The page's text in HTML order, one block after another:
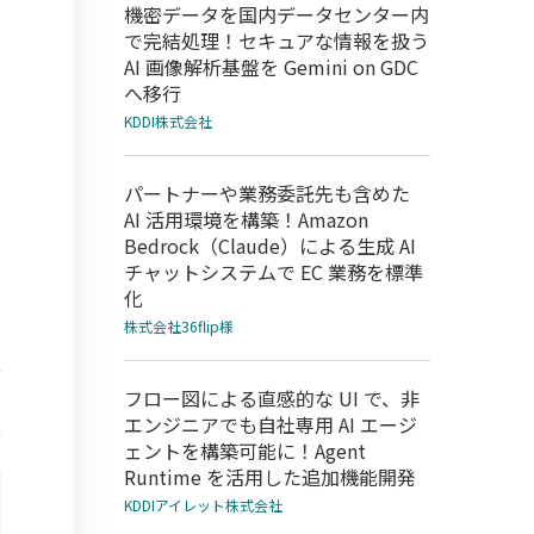
機密データを国内データセンター内
で完結処理！セキュアな情報を扱う
AI 画像解析基盤を Gemini on GDC
へ移行
KDDI株式会社
パートナーや業務委託先も含めた
AI 活用環境を構築！Amazon
Bedrock（Claude）による生成 AI
チャットシステムで EC 業務を標準
化
株式会社36flip様
フロー図による直感的な UI で、非
エンジニアでも自社専用 AI エージ
ェントを構築可能に！Agent
Runtime を活用した追加機能開発
KDDIアイレット株式会社